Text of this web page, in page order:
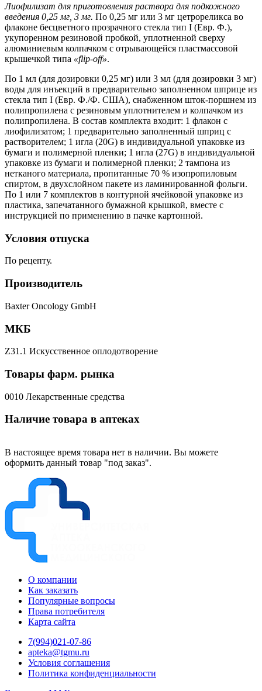
Лиофилизат для приготовления раствора для подкожного
введения 0,25 мг, 3 мг. По 0,25 мг или 3 мг цетрореликса во
флаконе бесцветного прозрачного стекла тип I (Евр. Ф.),
укупоренном резиновой пробкой, уплотненной сверху
алюминиевым колпачком с отрывающейся пластмассовой
крышечкой типа «flip-off».
По 1 мл (для дозировки 0,25 мг) или 3 мл (для дозировки 3 мг)
воды для инъекций в предварительно заполненном шприце из
стекла тип I (Евр. Ф./Ф. США), снабженном шток-поршнем из
полипропилена с резиновым уплотнителем и колпачком из
полипропилена. В состав комплекта входит: 1 флакон с
лиофилизатом; 1 предварительно заполненный шприц с
растворителем; 1 игла (20G) в индивидуальной упаковке из
бумаги и полимерной пленки; 1 игла (27G) в индивидуальной
упаковке из бумаги и полимерной пленки; 2 тампона из
нетканого материала, пропитанные 70 % изопропиловым
спиртом, в двухслойном пакете из ламинированной фольги.
По 1 или 7 комплектов в контурной ячейковой упаковке из
пластика, запечатанного бумажной крышкой, вместе с
инструкцией по применению в пачке картонной.
Условия отпуска
По рецепту.
Производитель
Baxter Oncology GmbH
МКБ
Z31.1 Искусственное оплодотворение
Товары фарм. рынка
0010 Лекарственные средства
Наличие товара в аптеках
В настоящее время товара нет в наличии. Вы можете
оформить данный товар "под заказ".
О компании
Как заказать
Популярные вопросы
Права потребителя
Карта сайта
7(994)021-07-86
apteka@tgmu.ru
Условия соглашения
Политика конфиденциальности